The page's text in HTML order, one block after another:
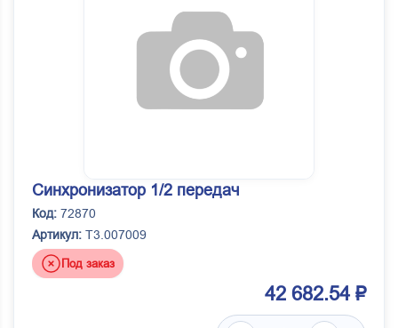
Синхронизатор 1/2 передач
Код: 72870
Артикул: T3.007009
Под заказ
42 682.54 ₽